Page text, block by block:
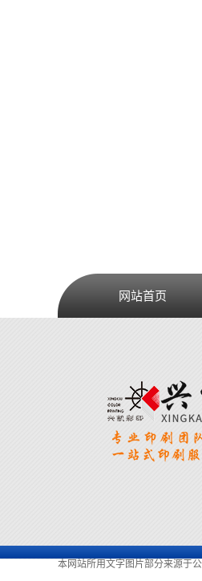
网站首页
本网站所用文字图片部分来源于